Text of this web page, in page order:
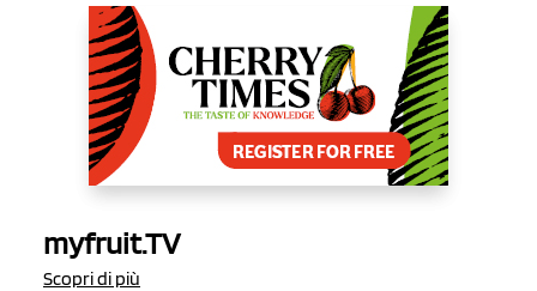
myfruit.TV
Scopri di più